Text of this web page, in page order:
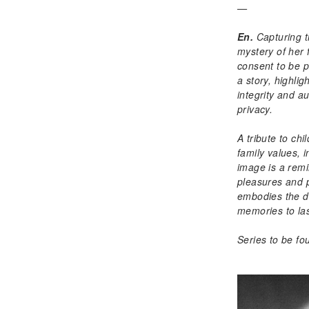
—
En. Capturing
mystery of her
consent to be
a story,
integrity and
privacy.
A tribute to
family values,
image is a
pleasures and
embodies the
memories to
Series to be